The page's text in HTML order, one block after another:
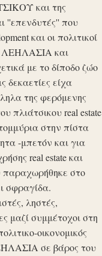
και της
''επενδυτές'' που
και οι πολιτικοί
ΛΕΗΛΑΣΙΑ και
με το δίποδο ζώο
είχα
της φερόμενης
πλιάτσικου real estate
στην πίστα
-μπετόν και για
real estate και
παραχωρήθηκε στο
σφραγίδα.
ληστές,
μαζί συμμέτοχοι στη
οικονομικός
σε βάρος του